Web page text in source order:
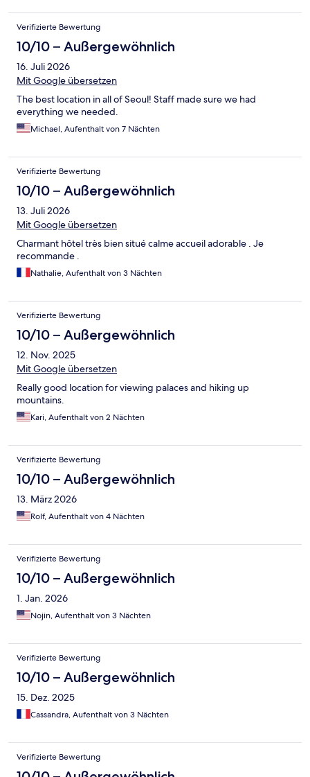
thoughtfully curtained off so that it and the towels wouldn’t get
wet. Don’t worry, they give you bathroom slippers and the wet
floor magically dries overnight. The staff came in every day to
make our bed, refill the filtered water, and replace the towels.
Loved the property, a traditional Korean hanok home converted
into a lodge. Through the building entrance, you walk into a
shoes before going through the door to the checkin desk; there
are lockers for the shoes and it’s actually very nice to walk
through the hallways and common spaces without worrying
tea tables and floor seating; I think it was a tea house during the
day. The place was 50 ft away from the busy food street and
around the corner from a famous samgetang restaurant. Our
host Cathie was lovely and super helpful and spoke English. And
always accessible and responsive on WhatsApp. We loved our
stay here!
Verifizierte Bewertung
10/10 – Außergewöhnlich
16. Juli 2026
Mit Google übersetzen
The best location in all of Seoul! Staff made sure we had
everything we needed.
Michael, Aufenthalt von 7 Nächten
Verifizierte Bewertung
10/10 – Außergewöhnlich
13. Juli 2026
Mit Google übersetzen
Charmant hôtel très bien situé calme accueil adorable . Je
recommande .
Nathalie, Aufenthalt von 3 Nächten
Verifizierte Bewertung
10/10 – Außergewöhnlich
12. Nov. 2025
Mit Google übersetzen
Really good location for viewing palaces and hiking up
mountains.
Kari, Aufenthalt von 2 Nächten
Verifizierte Bewertung
10/10 – Außergewöhnlich
13. März 2026
Rolf, Aufenthalt von 4 Nächten
Verifizierte Bewertung
10/10 – Außergewöhnlich
1. Jan. 2026
Nojin, Aufenthalt von 3 Nächten
Verifizierte Bewertung
10/10 – Außergewöhnlich
15. Dez. 2025
Cassandra, Aufenthalt von 3 Nächten
Verifizierte Bewertung